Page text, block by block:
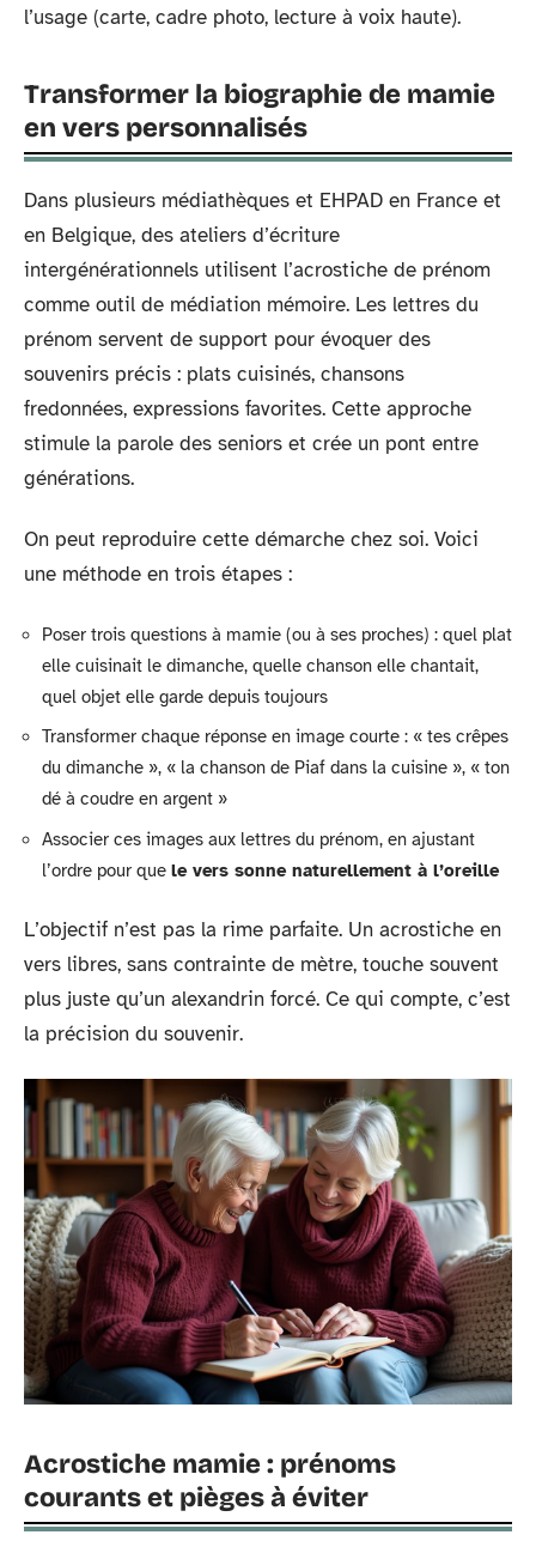
l’usage (carte, cadre photo, lecture à voix haute).
Transformer la biographie de mamie
en vers personnalisés
Dans plusieurs médiathèques et EHPAD en France et
en Belgique, des ateliers d’écriture
intergénérationnels utilisent l’acrostiche de prénom
comme outil de médiation mémoire. Les lettres du
prénom servent de support pour évoquer des
souvenirs précis : plats cuisinés, chansons
fredonnées, expressions favorites. Cette approche
stimule la parole des seniors et crée un pont entre
générations.
On peut reproduire cette démarche chez soi. Voici
une méthode en trois étapes :
Poser trois questions à mamie (ou à ses proches) : quel plat
elle cuisinait le dimanche, quelle chanson elle chantait,
quel objet elle garde depuis toujours
Transformer chaque réponse en image courte : « tes crêpes
du dimanche », « la chanson de Piaf dans la cuisine », « ton
dé à coudre en argent »
Associer ces images aux lettres du prénom, en ajustant
l’ordre pour que le vers sonne naturellement à l’oreille
L’objectif n’est pas la rime parfaite. Un acrostiche en
vers libres, sans contrainte de mètre, touche souvent
plus juste qu’un alexandrin forcé. Ce qui compte, c’est
la précision du souvenir.
Acrostiche mamie : prénoms
courants et pièges à éviter